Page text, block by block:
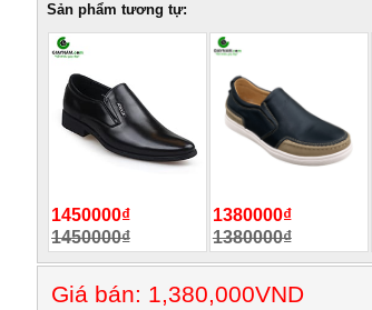
Sản phẩm tương tự:
1450000₫
1450000₫
1380000₫
1380000₫
Giá bán: 1,380,000VND